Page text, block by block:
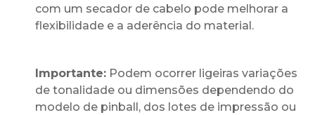
com um secador de cabelo pode melhorar a
flexibilidade e a aderência do material.
Importante: Podem ocorrer ligeiras variações
de tonalidade ou dimensões dependendo do
modelo de pinball, dos lotes de impressão ou